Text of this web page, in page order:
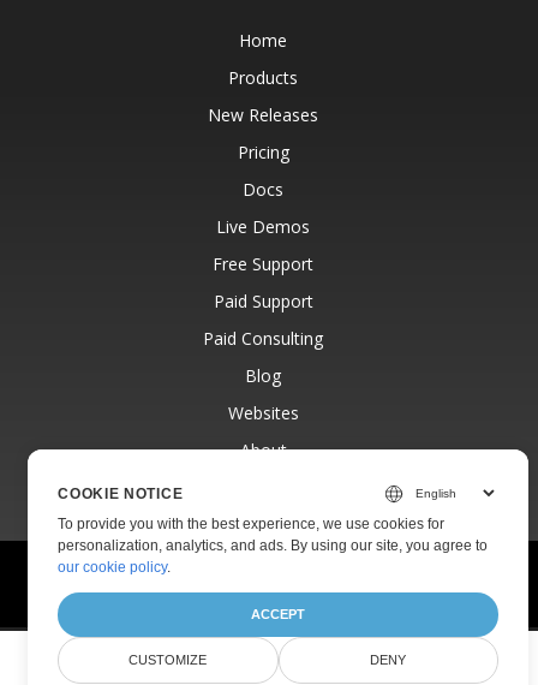
Home
Products
New Releases
Pricing
Docs
Live Demos
Free Support
Paid Support
Paid Consulting
Blog
Websites
About
© Aspose Pty Ltd 2001-2026.
Privacy Policy Terms of use Contact
COOKIE NOTICE
To provide you with the best experience, we use cookies for
personalization, analytics, and ads. By using our site, you agree to
our cookie policy.
ACCEPT
CUSTOMIZE DENY